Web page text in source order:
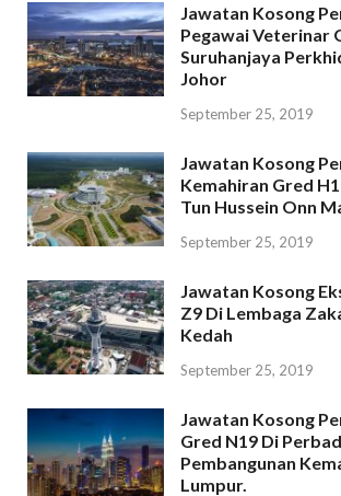
Jawatan Kosong
Pegawai Veterinar
Suruhanjaya
Johor
September 25, 2019
Jawatan Kosong
Kemahiran Gred
Tun Hussein Onn
September 25, 2019
Jawatan Kosong
Z9 Di Lembaga
Kedah
September 25, 2019
Jawatan Kosong
Gred N19 Di
Pembangunan
Lumpur.